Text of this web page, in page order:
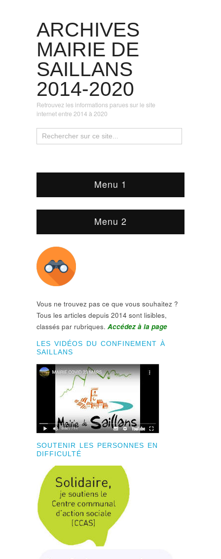
ARCHIVES
MAIRIE DE
SAILLANS
2014-2020
Retrouvez les informations parues sur le site
internet entre 2014 à 2020
Menu 1
Menu 2
Vous ne trouvez pas ce que vous souhaitez ?
Tous les articles depuis 2014 sont lisibles,
classés par rubriques. Accédez à la page
LES VIDÉOS DU CONFINEMENT À
SAILLANS
SOUTENIR LES PERSONNES EN
DIFFICULTÉ